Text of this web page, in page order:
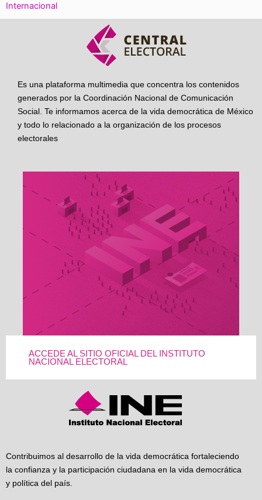
Internacional
Es una plataforma multimedia que concentra los contenidos
generados por la Coordinación Nacional de Comunicación
Social. Te informamos acerca de la vida democrática de México
y todo lo relacionado a la organización de los procesos
electorales
ACCEDE AL SITIO OFICIAL DEL INSTITUTO
NACIONAL ELECTORAL
Contribuimos al desarrollo de la vida democrática fortaleciendo
la confianza y la participación ciudadana en la vida democrática
y política del país.